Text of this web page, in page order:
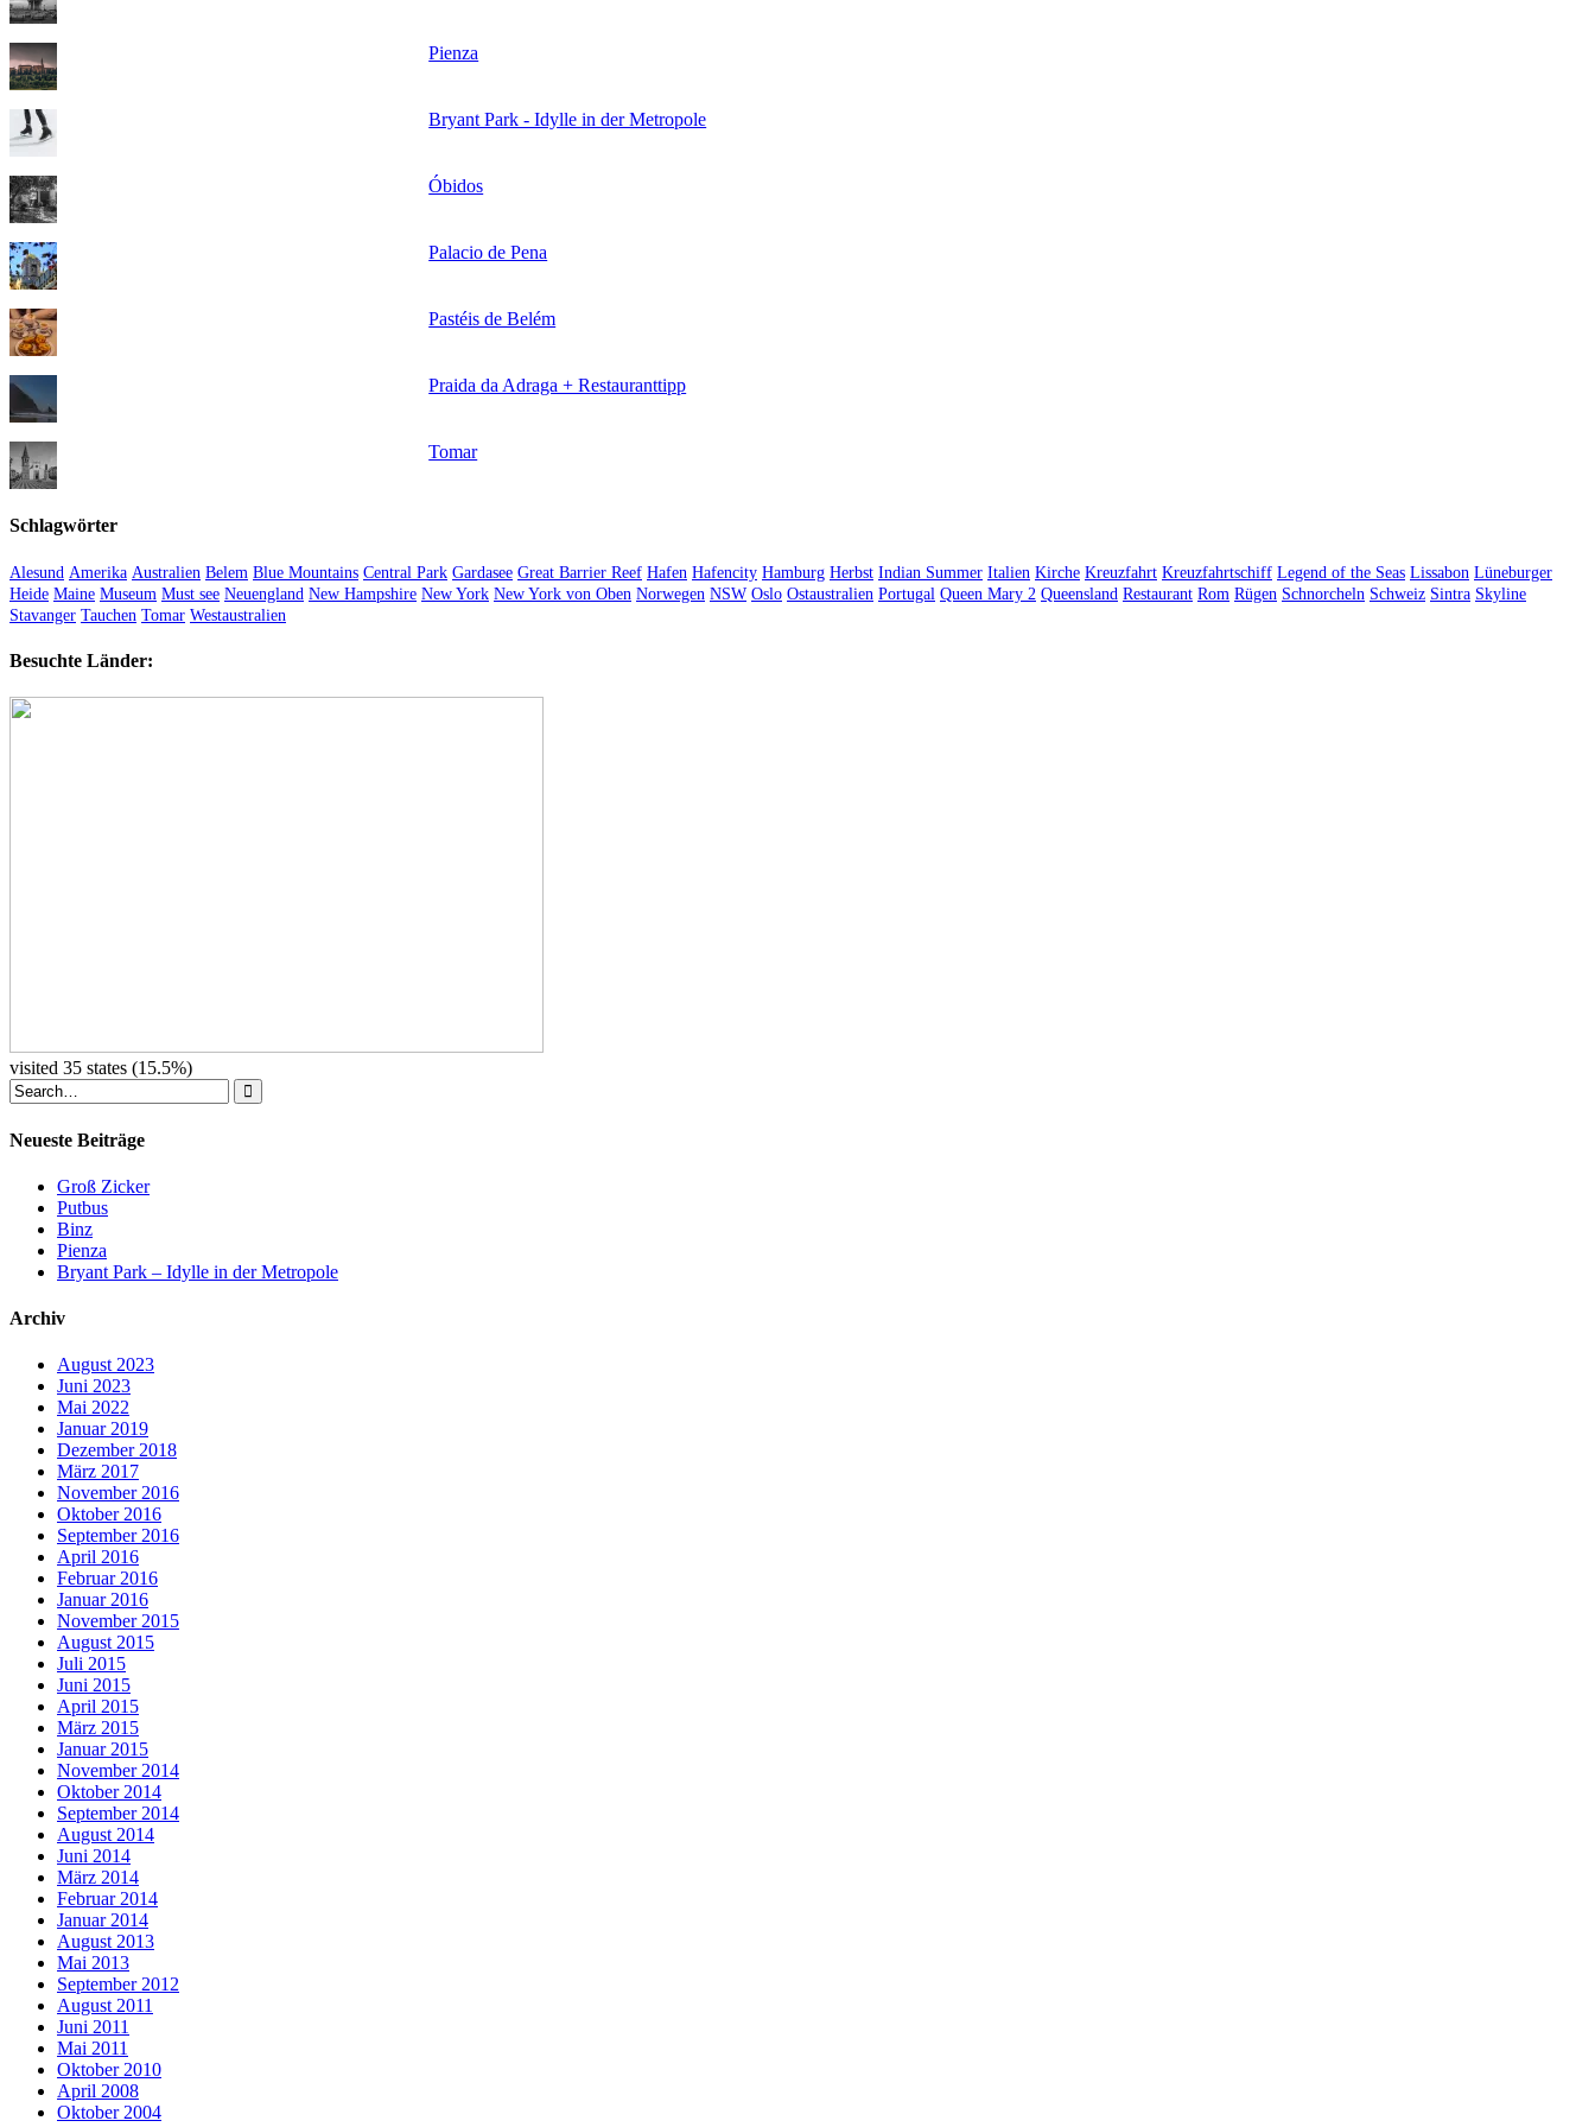
Pienza
Bryant Park - Idylle in der Metropole
Óbidos
Palacio de Pena
Pastéis de Belém
Praida da Adraga + Restauranttipp
Tomar
Schlagwörter
Alesund Amerika Australien Belem Blue Mountains Central Park Gardasee Great Barrier Reef Hafen Hafencity Hamburg Herbst Indian Summer Italien Kirche Kreuzfahrt Kreuzfahrtschiff Legend of the Seas Lissabon Lüneburger
Heide Maine Museum Must see Neuengland New Hampshire New York New York von Oben Norwegen NSW Oslo Ostaustralien Portugal Queen Mary 2 Queensland Restaurant Rom Rügen Schnorcheln Schweiz Sintra Skyline
Stavanger Tauchen Tomar Westaustralien
Besuchte Länder:
visited 35 states (15.5%)
Neueste Beiträge
Groß Zicker
Putbus
Binz
Pienza
Bryant Park – Idylle in der Metropole
Archiv
August 2023
Juni 2023
Mai 2022
Januar 2019
Dezember 2018
März 2017
November 2016
Oktober 2016
September 2016
April 2016
Februar 2016
Januar 2016
November 2015
August 2015
Juli 2015
Juni 2015
April 2015
März 2015
Januar 2015
November 2014
Oktober 2014
September 2014
August 2014
Juni 2014
März 2014
Februar 2014
Januar 2014
August 2013
Mai 2013
September 2012
August 2011
Juni 2011
Mai 2011
Oktober 2010
April 2008
Oktober 2004